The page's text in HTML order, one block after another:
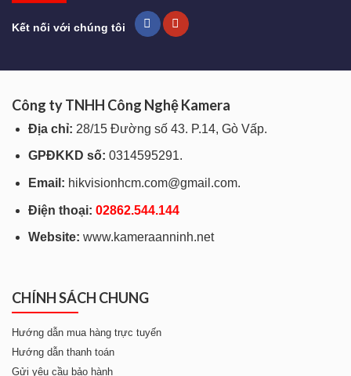
Kết nối với chúng tôi
Công ty TNHH Công Nghệ Kamera
Địa chỉ: 28/15 Đường số 43. P.14, Gò Vấp.
GPĐKKD số: 0314595291.
Email: hikvisionhcm.com@gmail.com.
Điện thoại: 02862.544.144
Website: www.kameraanninh.net
CHÍNH SÁCH CHUNG
Hướng dẫn mua hàng trực tuyến
Hướng dẫn thanh toán
Gửi yêu cầu bảo hành